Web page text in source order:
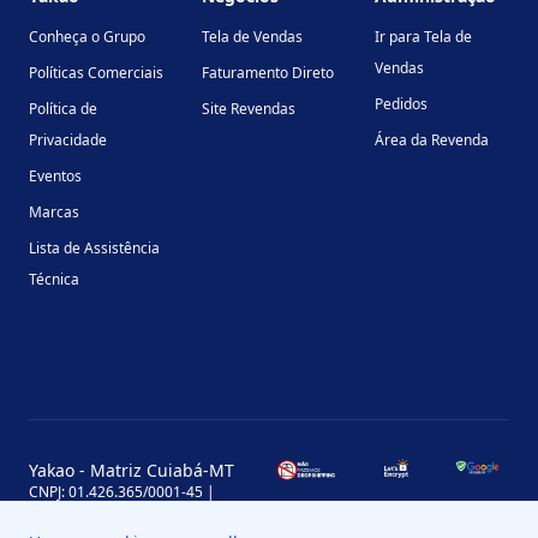
Conheça o Grupo
Políticas Comerciais
Política de
Privacidade
Eventos
Marcas
Lista de Assistência
Técnica
Tela de Vendas
Faturamento Direto
Site Revendas
Ir para Tela de
Vendas
Pedidos
Área da Revenda
Yakao - Matriz Cuiabá-MT
CNPJ: 01.426.365/0001-45 |